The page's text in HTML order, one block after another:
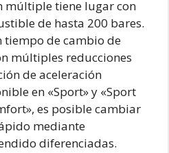
múltiple tiene lugar con
de hasta 200 bares.
tiempo de cambio de
múltiples reducciones
de aceleración
en «Sport» y «Sport
es posible cambiar
mediante
diferenciadas.